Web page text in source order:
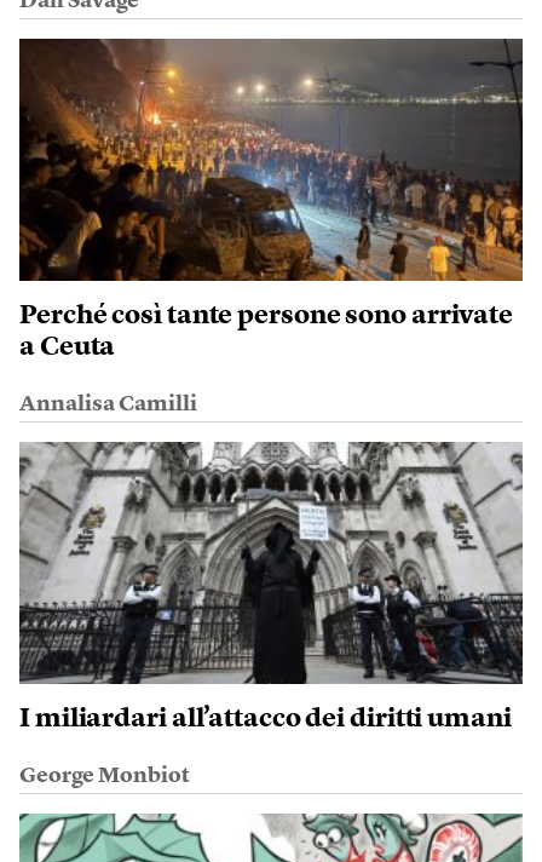
Perché così tante persone sono arrivate
a Ceuta
Annalisa Camilli
I miliardari all’attacco dei diritti umani
George Monbiot